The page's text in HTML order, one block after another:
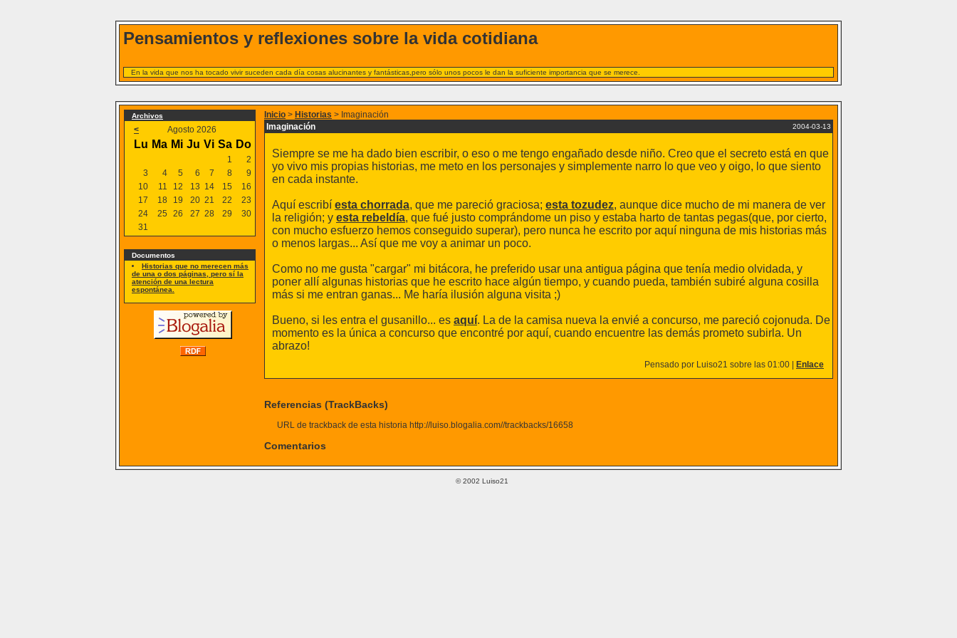
Pensamientos y reflexiones sobre la vida cotidiana
En la vida que nos ha tocado vivir suceden cada día cosas alucinantes y fantásticas,pero sólo unos pocos le dan la suficiente importancia que se merece.
Archivos
< Agosto 2026
Lu Ma Mi Ju Vi Sa Do
1
2
3
4 5 6 7 8
9
10
11 12 13 14 15
16
17
18 19 20 21 22
23
24
25 26 27 28 29
30
31
Documentos
Historias que no merecen más
de una o dos páginas, pero sí la
atención de una lectura
espontánea.
Inicio > Historias > Imaginación
Imaginación
2004-03-13
Siempre se me ha dado bien escribir, o eso o me tengo engañado desde niño. Creo que el secreto está en que
yo vivo mis propias historias, me meto en los personajes y simplemente narro lo que veo y oigo, lo que siento
en cada instante.
Aquí escribí esta chorrada, que me pareció graciosa; esta tozudez, aunque dice mucho de mi manera de ver
la religión; y esta rebeldía, que fué justo comprándome un piso y estaba harto de tantas pegas(que, por cierto,
con mucho esfuerzo hemos conseguido superar), pero nunca he escrito por aquí ninguna de mis historias más
o menos largas... Así que me voy a animar un poco.
Como no me gusta "cargar" mi bitácora, he preferido usar una antigua página que tenía medio olvidada, y
poner allí algunas historias que he escrito hace algún tiempo, y cuando pueda, también subiré alguna cosilla
más si me entran ganas... Me haría ilusión alguna visita ;)
Bueno, si les entra el gusanillo... es aquí. La de la camisa nueva la envié a concurso, me pareció cojonuda. De
momento es la única a concurso que encontré por aquí, cuando encuentre las demás prometo subirla. Un
abrazo!
Pensado por Luiso21 sobre las 01:00 | Enlace
Referencias (TrackBacks)
URL de trackback de esta historia http://luiso.blogalia.com//trackbacks/16658
Comentarios
© 2002 Luiso21